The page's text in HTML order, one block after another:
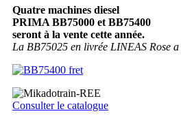
Quatre machines diesel
PRIMA BB75000 et BB75400
seront à la vente cette année.
La BB75025 en livrée LINEAS Rose
Consulter le catalogue